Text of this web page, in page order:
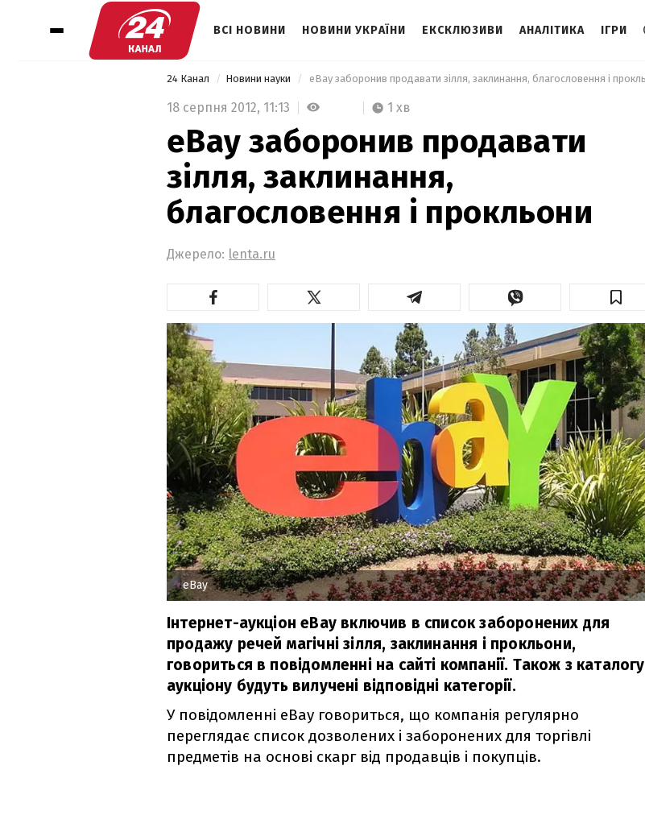
ВСІ НОВИНИ НОВИНИ УКРАЇНИ ЕКСКЛЮЗИВИ АНАЛІТИКА ІГРИ
24 Канал Новини науки
18 серпня 2012, 11:13 1 хв
eBay заборонив продавати
зілля, заклинання,
благословення і прокльони
Джерело: lenta.ru
eBay
Інтернет-аукціон eBay включив в список заборонених для
продажу речей магічні зілля, заклинання і прокльони,
говориться в повідомленні на сайті компанії. Також з каталогу
аукціону будуть вилучені відповідні категорії.
У повідомленні eBay говориться, що компанія регулярно
переглядає список дозволених і заборонених для торгівлі
предметів на основі скарг від продавців і покупців.